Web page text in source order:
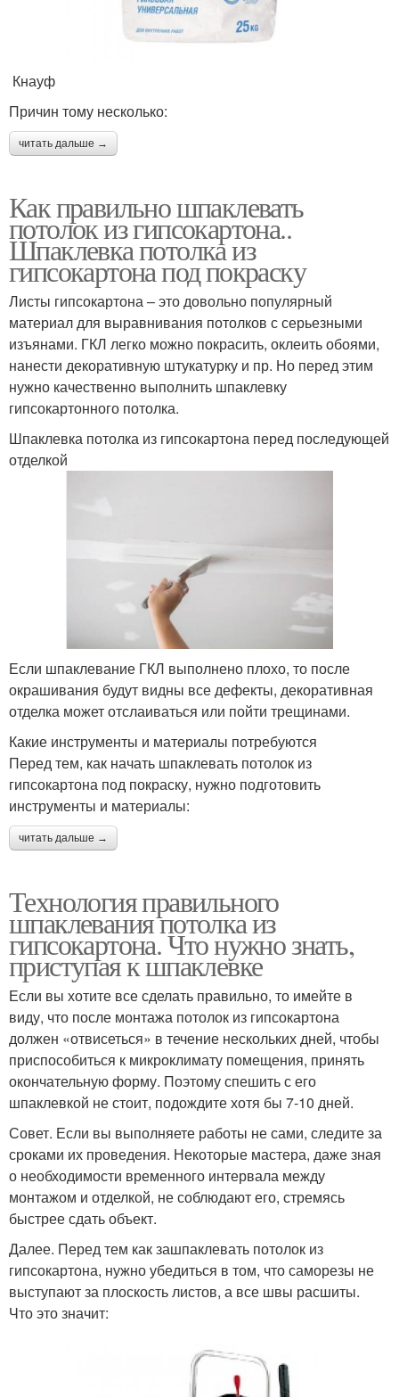
Кнауф
Причин тому несколько:
читать дальше →
Как правильно шпаклевать
потолок из гипсокартона..
Шпаклевка потолка из
гипсокартона под покраску
Листы гипсокартона – это довольно популярный
материал для выравнивания потолков с серьезными
изъянами. ГКЛ легко можно покрасить, оклеить обоями,
нанести декоративную штукатурку и пр. Но перед этим
нужно качественно выполнить шпаклевку
гипсокартонного потолка.
Шпаклевка потолка из гипсокартона перед последующей
отделкой
Если шпаклевание ГКЛ выполнено плохо, то после
окрашивания будут видны все дефекты, декоративная
отделка может отслаиваться или пойти трещинами.
Какие инструменты и материалы потребуются
Перед тем, как начать шпаклевать потолок из
гипсокартона под покраску, нужно подготовить
инструменты и материалы:
читать дальше →
Технология правильного
шпаклевания потолка из
гипсокартона. Что нужно знать,
приступая к шпаклевке
Если вы хотите все сделать правильно, то имейте в
виду, что после монтажа потолок из гипсокартона
должен «отвисеться» в течение нескольких дней, чтобы
приспособиться к микроклимату помещения, принять
окончательную форму. Поэтому спешить с его
шпаклевкой не стоит, подождите хотя бы 7-10 дней.
Совет. Если вы выполняете работы не сами, следите за
сроками их проведения. Некоторые мастера, даже зная
о необходимости временного интервала между
монтажом и отделкой, не соблюдают его, стремясь
быстрее сдать объект.
Далее. Перед тем как зашпаклевать потолок из
гипсокартона, нужно убедиться в том, что саморезы не
выступают за плоскость листов, а все швы расшиты.
Что это значит: